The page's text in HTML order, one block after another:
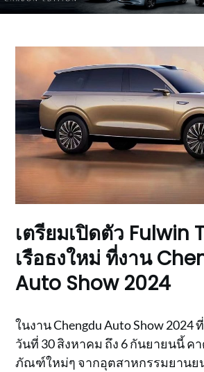
เตรียมเปิดตัว Fulwin
เรือธงใหม่ ที่งาน
Auto Show 2024
ในงาน Chengdu Auto Show 2024
วันที่ 30 สิงหาคม ถึง 6 กันยายนนี้ ค
ภัณฑ์ใหม่ๆ จากอุตสาหกรรมยานย